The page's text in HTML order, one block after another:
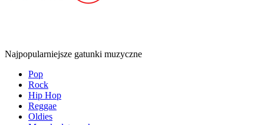
Najpopularniejsze gatunki muzyczne
Pop
Rock
Hip Hop
Reggae
Oldies